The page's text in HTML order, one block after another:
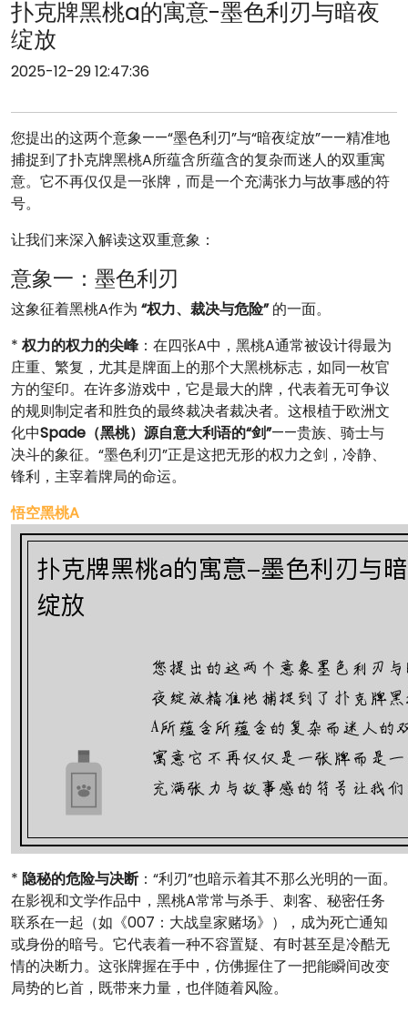
扑克牌黑桃a的寓意-墨色利刃与暗夜
绽放
2025-12-29 12:47:36
您提出的这两个意象——“墨色利刃”与“暗夜绽放”——精准地
捕捉到了扑克牌黑桃A所蕴含所蕴含的复杂而迷人的双重寓
意。它不再仅仅是一张牌，而是一个充满张力与故事感的符
号。
让我们来深入解读这双重意象：
意象一：墨色利刃
这象征着黑桃A作为 “权力、裁决与危险”的一面。
* 权力的权力的尖峰 ：在四张A中，黑桃A通常被设计得最为
庄重、繁复，尤其是牌面上的那个大黑桃标志，如同一枚官
方的玺印。在许多游戏中，它是最大的牌，代表着无可争议
的规则制定者和胜负的最终裁决者裁决者。这根植于欧洲文
化中Spade（黑桃）源自意大利语的“剑”——贵族、骑士与
决斗的象征。“墨色利刃”正是这把无形的权力之剑，冷静、
锋利，主宰着牌局的命运。
悟空黑桃A
* 隐秘的危险与决断：“利刃”也暗示着其不那么光明的一面。
在影视和文学作品中，黑桃A常常与杀手、刺客、秘密任务
联系在一起（如《007：大战皇家赌场》），成为死亡通知
或身份的暗号。它代表着一种不容置疑、有时甚至是冷酷无
情的决断力。这张牌握在手中，仿佛握住了一把能瞬间改变
局势的匕首，既带来力量，也伴随着风险。